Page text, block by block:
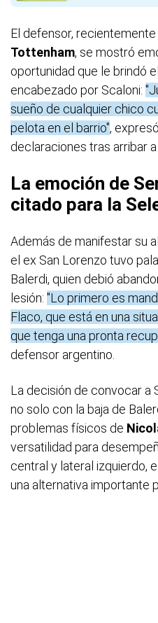
El defensor,
Tottenham, se mostró
oportunidad que le brindó
encabezado por Scaloni:
sueño de cualquier chico
pelota en el barrio",
declaraciones tras arribar a
La emoción de
citado para la
Además de manifestar su
el ex San Lorenzo tuvo
Balerdi, quien debió
lesión: "Lo primero es
Flaco, que está en una
que tenga una pronta
defensor argentino.
La decisión de convocar a
no solo con la baja de
problemas físicos de
versatilidad para
central y lateral izquierdo,
una alternativa importante